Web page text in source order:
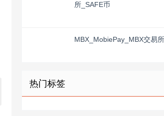
所_SAFE币
MBX_MobiePay_MBX交易
热门标签